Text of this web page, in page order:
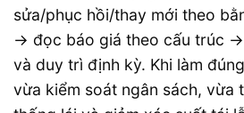
sửa/phục hồi/thay mới theo
→ đọc báo giá theo cấu trúc →
và duy trì định kỳ. Khi làm
vừa kiểm soát ngân sách, vừa